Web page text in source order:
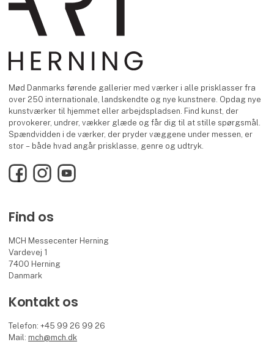
Mød Danmarks førende gallerier med værker i alle prisklasser fra
over 250 internationale, landskendte og nye kunstnere. Opdag nye
kunstværker til hjemmet eller arbejdspladsen. Find kunst, der
provokerer, undrer, vækker glæde og får dig til at stille spørgsmål.
Spændvidden i de værker, der pryder væggene under messen, er
stor – både hvad angår prisklasse, genre og udtryk.
FacebookInstagramYouTube
Find os
MCH Messecenter Herning
Vardevej 1
7400 Herning
Danmark
Kontakt os
Telefon: +45 99 26 99 26
Mail: mch@mch.dk